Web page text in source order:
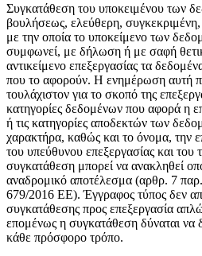
Συγκατάθεση του υποκειμένου των
βουλήσεως, ελεύθερη, συγκεκριμένη,
με την οποία το υποκείμενο των
συμφωνεί, με δήλωση ή με σαφή
αντικείμενο επεξεργασίας τα
που το αφορούν. Η ενημέρωση αυτή
τουλάχιστον για το σκοπό της
κατηγορίες δεδομένων που αφορά η
ή τις κατηγορίες αποδεκτών των
χαρακτήρα, καθώς και το όνομα, την
του υπεύθυνου επεξεργασίας και
συγκατάθεση μπορεί να ανακληθεί
αναδρομικό αποτέλεσμα (αρθρ. 7
679/2016 ΕΕ). Έγγραφος τύπος δεν
συγκατάθεσης προς επεξεργασία
επομένως η συγκατάθεση δύναται να
κάθε πρόσφορο τρόπο.